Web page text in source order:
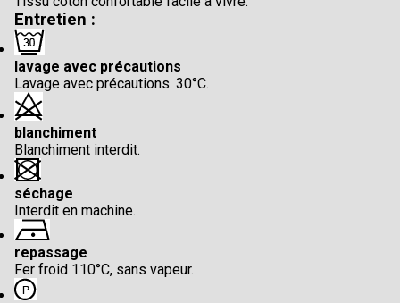
Entretien :
lavage avec précautions
Lavage avec précautions. 30°C.
blanchiment
Blanchiment interdit.
séchage
Interdit en machine.
repassage
Fer froid 110°C, sans vapeur.